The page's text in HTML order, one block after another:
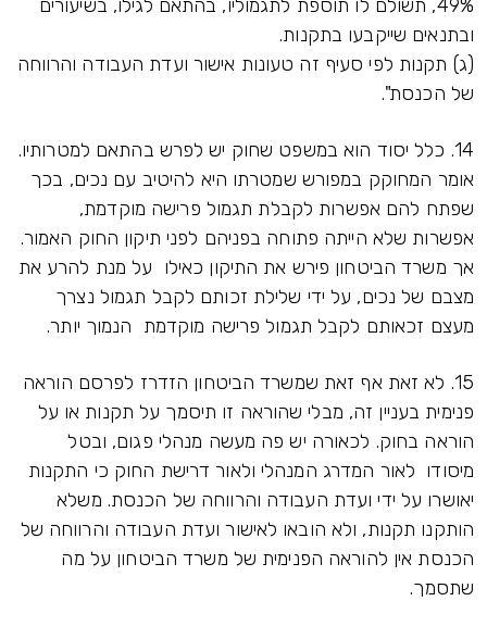
49%, תשולם לו תוספת לתגמוליו, בהתאם לגילו, בשיעורים
ובתנאים שייקבעו בתקנות.
(ג) תקנות לפי סעיף זה טעונות אישור ועדת העבודה והרווחה
של הכנסת".
14. כלל יסוד הוא במשפט שחוק יש לפרש בהתאם למטרותיו.
אומר המחוקק במפורש שמטרתו היא להיטיב עם נכים, בכך
שפתח להם אפשרות לקבלת תגמול פרישה מוקדמת,
אפשרות שלא הייתה פתוחה בפניהם לפני תיקון החוק האמור.
אך משרד הביטחון פירש את התיקון כאילו על מנת להרע את
מצבם של נכים, על ידי שלילת זכותם לקבל תגמול נצרך
מעצם זכאותם לקבל תגמול פרישה מוקדמת הנמוך יותר.
15. לא זאת אף זאת שמשרד הביטחון הזדרז לפרסם הוראה
פנימית בעניין זה, מבלי שהוראה זו תיסמך על תקנות או על
הוראה בחוק. לכאורה יש פה מעשה מנהלי פגום, ובטל
מיסודו לאור המדרג המנהלי ולאור דרישת החוק כי התקנות
יאושרו על ידי ועדת העבודה והרווחה של הכנסת. משלא
הותקנו תקנות, ולא הובאו לאישור ועדת העבודה והרווחה של
הכנסת אין להוראה הפנימית של משרד הביטחון על מה
שתסמך.